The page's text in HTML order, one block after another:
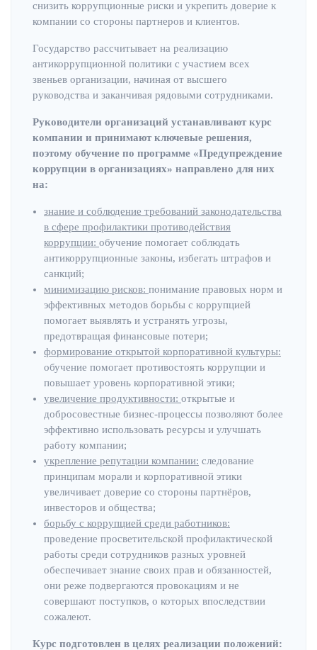
снизить коррупционные риски и укрепить доверие к
компании со стороны партнеров и клиентов.
Государство рассчитывает на реализацию
антикоррупционной политики с участием всех
звеньев организации, начиная от высшего
руководства и заканчивая рядовыми сотрудниками.
Руководители организаций устанавливают курс
компании и принимают ключевые решения,
поэтому обучение по программе «Предупреждение
коррупции в организациях» направлено для них
на:
знание и соблюдение требований законодательства
в сфере профилактики противодействия
коррупции: обучение помогает соблюдать
антикоррупционные законы, избегать штрафов и
санкций;
минимизацию рисков: понимание правовых норм и
эффективных методов борьбы с коррупцией
помогает выявлять и устранять угрозы,
предотвращая финансовые потери;
формирование открытой корпоративной культуры:
обучение помогает противостоять коррупции и
повышает уровень корпоративной этики;
увеличение продуктивности: открытые и
добросовестные бизнес-процессы позволяют более
эффективно использовать ресурсы и улучшать
работу компании;
укрепление репутации компании: следование
принципам морали и корпоративной этики
увеличивает доверие со стороны партнёров,
инвесторов и общества;
борьбу с коррупцией среди работников:
проведение просветительской профилактической
работы среди сотрудников разных уровней
обеспечивает знание своих прав и обязанностей,
они реже подвергаются провокациям и не
совершают поступков, о которых впоследствии
сожалеют.
Курс подготовлен в целях реализации положений: